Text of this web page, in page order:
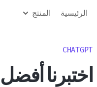
الرئيسية المنتج
CHATGPT
اختبرنا